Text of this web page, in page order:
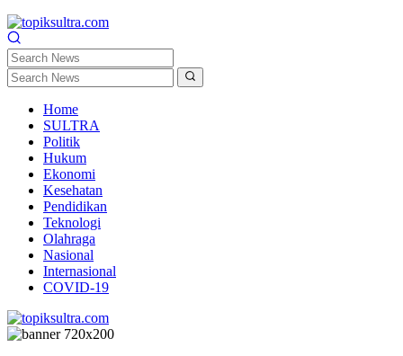
Home
SULTRA
Politik
Hukum
Ekonomi
Kesehatan
Pendidikan
Teknologi
Olahraga
Nasional
Internasional
COVID-19